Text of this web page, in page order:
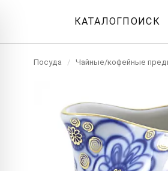
КАТАЛОГПОИСК
Посуда / Чайные/кофейные